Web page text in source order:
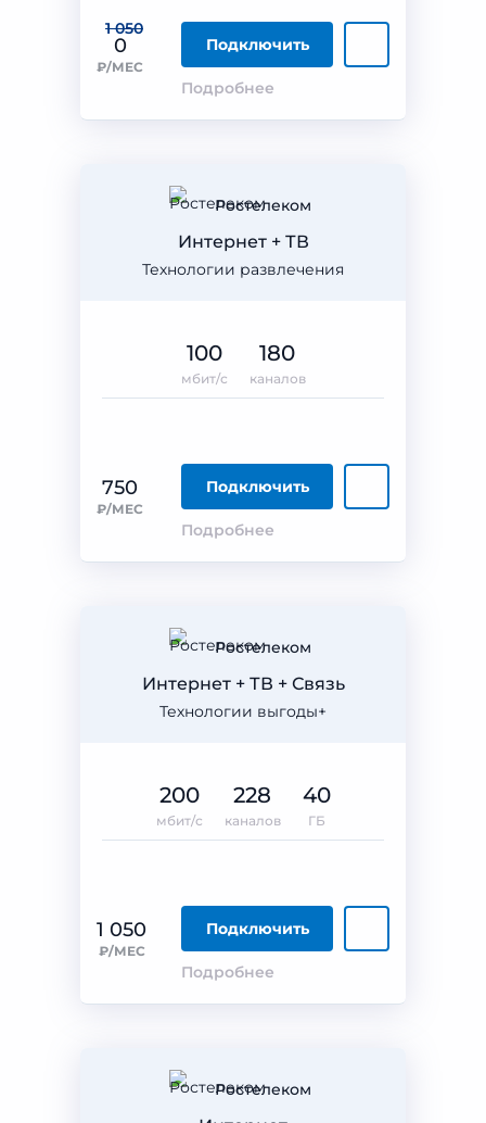
1 050
0
₽/МЕС
Подключить
Подробнее
Ростелеком
Технологии развлечения
Интернет + ТВ
750
₽/МЕС
Подключить
Подробнее
100
мбит/с
180
каналов
Ростелеком
Технологии выгоды+
Интернет + ТВ + Связь
1 050
₽/МЕС
Подключить
Подробнее
200
мбит/с
228
каналов
40
ГБ
Ростелеком